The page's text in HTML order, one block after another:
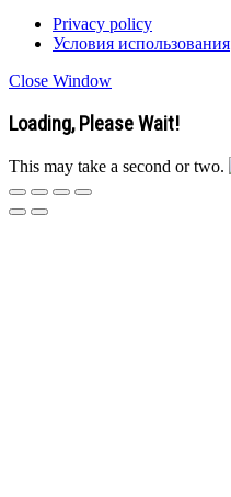
Privacy policy
Условия использования
Close Window
Loading, Please Wait!
This may take a second or two.